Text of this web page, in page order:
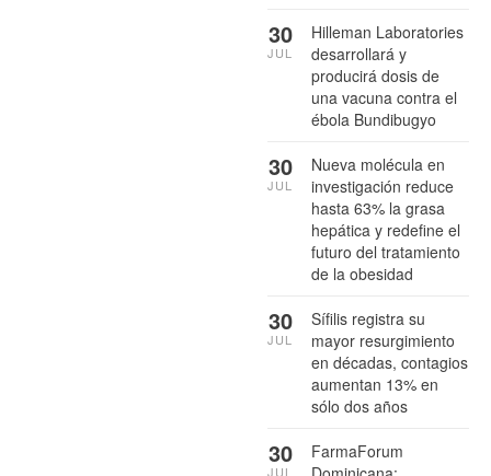
Hilleman Laboratories
desarrollará y
producirá dosis de
una vacuna contra el
ébola Bundibugyo
30
JUL
Nueva molécula en
investigación reduce
hasta 63% la grasa
hepática y redefine el
futuro del tratamiento
de la obesidad
30
JUL
Sífilis registra su
mayor resurgimiento
en décadas, contagios
aumentan 13% en
sólo dos años
30
JUL
FarmaForum
30
JUL